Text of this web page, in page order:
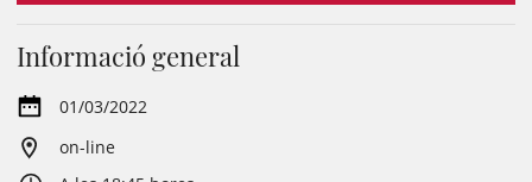
Informació general
01/03/2022
on-line